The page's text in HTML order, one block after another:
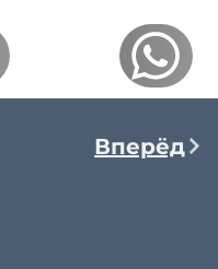
Вперёд